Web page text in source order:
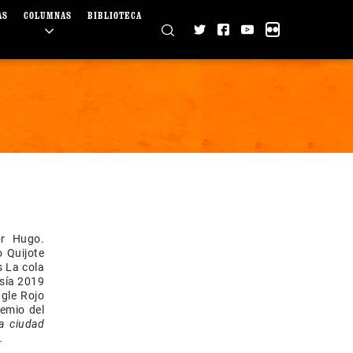
COLUMNAS BIBLIOTECA
Hugo.
Quijote
La cola
2019
Rojo
del
ciudad